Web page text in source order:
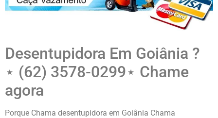
Desentupidora Em Goiânia ?
⋆ (62) 3578-0299⋆ Chame
agora
Porque Chama desentupidora em Goiânia Chama